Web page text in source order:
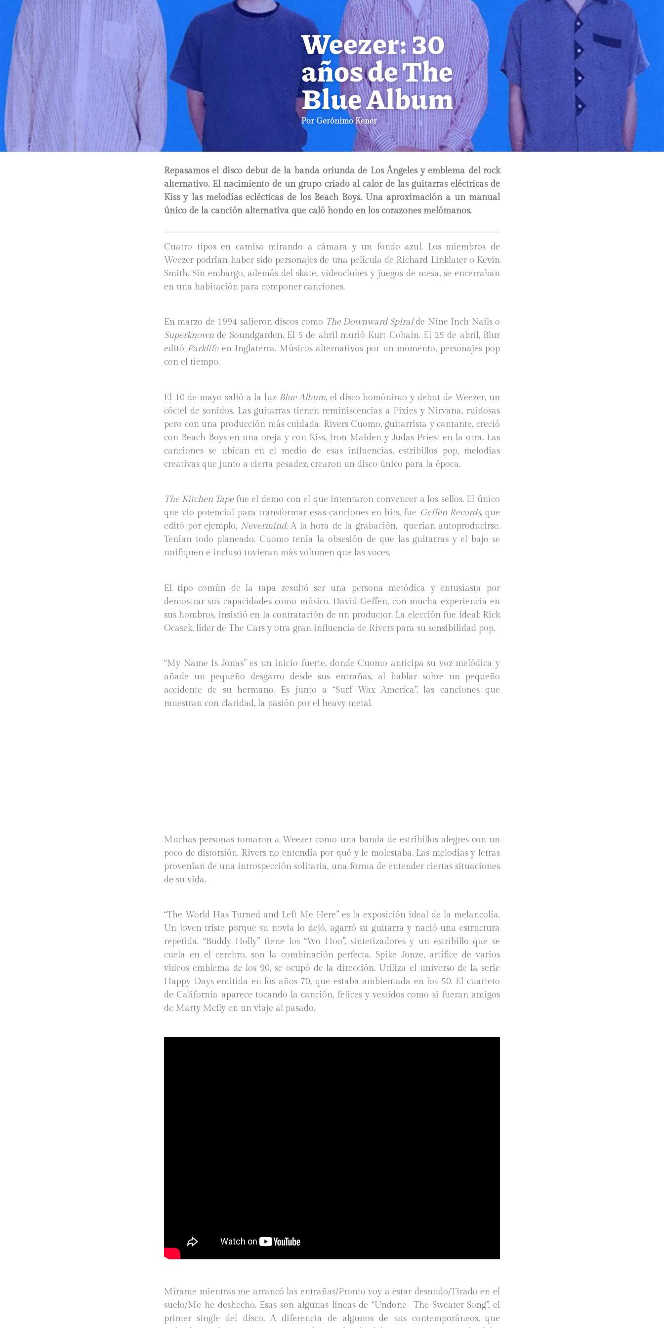
Weezer: 30
años de The
Blue Album
Por Gerónimo Kener
Repasamos el disco debut de la banda oriunda de Los Ángeles y emblema del rock
alternativo. El nacimiento de un grupo criado al calor de las guitarras eléctricas de
Kiss y las melodías eclécticas de los Beach Boys. Una aproximación a un manual
único de la canción alternativa que caló hondo en los corazones melómanos.
Cuatro tipos en camisa mirando a cámara y un fondo azul. Los miembros de
Weezer podrían haber sido personajes de una película de Richard Linklater o Kevin
Smith. Sin embargo, además del skate, videoclubes y juegos de mesa, se encerraban
en una habitación para componer canciones.
En marzo de 1994 salieron discos como The Downward Spiralde Nine Inch Nails o
Superknown de Soundgarden. El 5 de abril murió Kurt Cobain. El 25 de abril, Blur
editó Parklifeen Inglaterra. Músicos alternativos por un momento, personajes pop
con el tiempo.
El 10 de mayo salió a la luz Blue Album, el disco homónimo y debut de Weezer, un
cóctel de sonidos. Las guitarras tienen reminiscencias a Pixies y Nirvana, ruidosas
pero con una producción más cuidada. Rivers Cuomo, guitarrista y cantante, creció
con Beach Boys en una oreja y con Kiss, Iron Maiden y Judas Priest en la otra. Las
canciones se ubican en el medio de esas influencias, estribillos pop, melodías
creativas que junto a cierta pesadez, crearon un disco único para la época.
The Kitchen Tape fue el demo con el que intentaron convencer a los sellos. El único
que vio potencial para transformar esas canciones en hits, fue Geffen Records, que
editó por ejemplo, Nevermind. A la hora de la grabación, querían autoproducirse.
Tenían todo planeado. Cuomo tenía la obsesión de que las guitarras y el bajo se
unifiquen e incluso tuvieran más volumen que las voces.
El tipo común de la tapa resultó ser una persona metódica y entusiasta por
demostrar sus capacidades como músico. David Geffen, con mucha experiencia en
sus hombros, insistió en la contratación de un productor. La elección fue ideal: Rick
Ocasek, líder de The Cars y otra gran influencia de Rivers para su sensibilidad pop.
“My Name Is Jonas” es un inicio fuerte, donde Cuomo anticipa su voz melódica y
añade un pequeño desgarro desde sus entrañas, al hablar sobre un pequeño
accidente de su hermano. Es junto a “Surf Wax America”, las canciones que
muestran con claridad, la pasión por el heavy metal.
Muchas personas tomaron a Weezer como una banda de estribillos alegres con un
poco de distorsión. Rivers no entendía por qué y le molestaba. Las melodías y letras
provenían de una introspección solitaria, una forma de entender ciertas situaciones
de su vida.
“The World Has Turned and Left Me Here” es la exposición ideal de la melancolía.
Un joven triste porque su novia lo dejó, agarró su guitarra y nació una estructura
repetida. “Buddy Holly” tiene los “Wo Hoo”, sintetizadores y un estribillo que se
cuela en el cerebro, son la combinación perfecta. Spike Jonze, artífice de varios
videos emblema de los 90, se ocupó de la dirección. Utiliza el universo de la serie
Happy Days emitida en los años 70, que estaba ambientada en los 50. El cuarteto
de California aparece tocando la canción, felices y vestidos como si fueran amigos
de Marty Mcfly en un viaje al pasado.
Mírame mientras me arrancó las entrañas/Pronto voy a estar desnudo/Tirado en el
suelo/Me he deshecho. Esas son algunas líneas de “Undone- The Sweater Song”, el
primer single del disco. A diferencia de algunos de sus contemporáneos, que